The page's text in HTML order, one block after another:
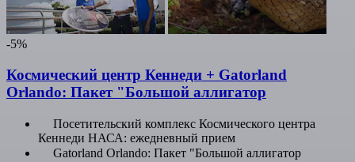
-5%
Космический центр Кеннеди + Gatorland
Orlando: Пакет "Большой аллигатор
Посетительский комплекс Космического центра
Кеннеди НАСА: ежедневный прием
Gatorland Orlando: Пакет "Большой аллигатор